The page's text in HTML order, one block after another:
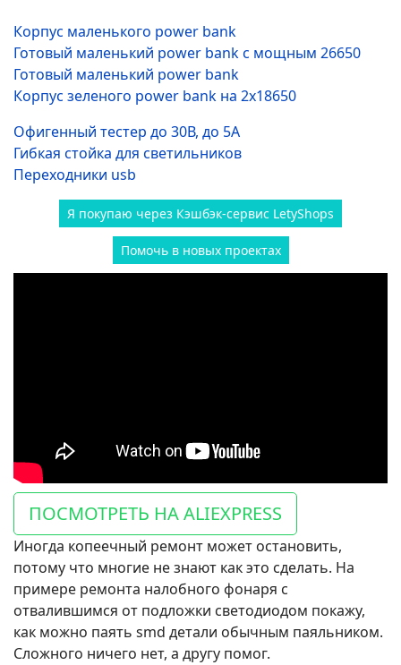
Корпус маленького power bank
Готовый маленький power bank с мощным 26650
Готовый маленький power bank
Корпус зеленого power bank на 2х18650
Офигенный тестер до 30В, до 5А
Гибкая стойка для светильников
Переходники usb
Я покупаю через Кэшбэк-сервис LetyShops
Помочь в новых проектах
ПОСМОТРЕТЬ НА ALIEXPRESS
Иногда копеечный ремонт может остановить,
потому что многие не знают как это сделать. На
примере ремонта налобного фонаря с
отвалившимся от подложки светодиодом покажу,
как можно паять smd детали обычным паяльником.
Сложного ничего нет, а другу помог.